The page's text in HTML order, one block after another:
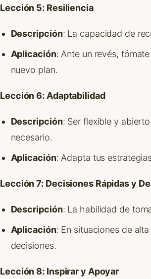
Lección 5: Resiliencia
Descripción: La capacidad de
Aplicación: Ante un revés,
nuevo plan.
Lección 6: Adaptabilidad
Descripción: Ser flexible y
necesario.
Aplicación: Adapta tus
Lección 7: Decisiones Rápidas y
Descripción: La habilidad de
Aplicación: En situaciones de
decisiones.
Lección 8: Inspirar y Apoyar